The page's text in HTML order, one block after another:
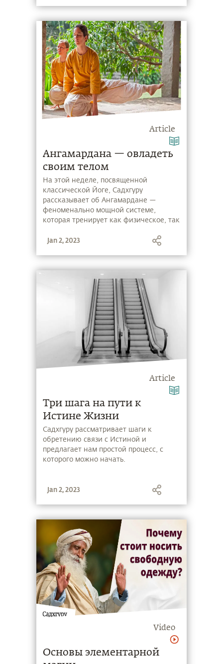
Article
Ангамардана — овладеть
своим телом
На этой неделе, посвященной
классической Йоге, Садхгуру
рассказывает об Ангамардане —
феноменально мощной системе,
которая тренирует как физическое, так
Jan 2, 2023
Article
Три шага на пути к
Истине Жизни
Садхгуру рассматривает шаги к
обретению связи с Истиной и
предлагает нам простой процесс, с
которого можно начать.
Jan 2, 2023
Video
Основы элементарной